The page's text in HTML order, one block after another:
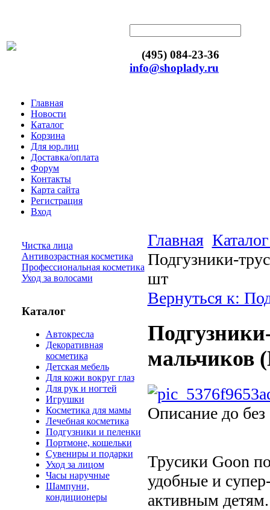
(495) 084-23-36
info@shoplady.ru
Главная
Новости
Каталог
Корзина
Для юр.лиц
Доставка/оплата
Форум
Контакты
Карта сайта
Регистрация
Вход
Чистка лица
Антивозрастная косметика
Профессиональная косметика
Уход за волосами
Каталог
Автокресла
Декоративная
косметика
Детская мебель
Для кожи вокруг глаз
Для рук и ногтей
Игрушки
Косметика для мамы
Лечебная косметика
Подгузники и пеленки
Портмоне, кошельки
Сувениры и подарки
Уход за лицом
Часы наручные
Шампуни,
кондиционеры
Главная
Подгузники-
шт
Вернуться к:
мальчиков
Описаниедо без
Трусики Goon
удобные и
активным детям.